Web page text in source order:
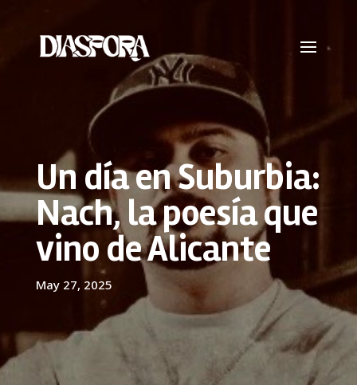
Un día en Suburbia:
Nach, la poesía que
vino de Alicante
May 27, 2025